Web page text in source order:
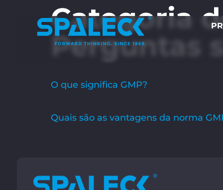
Categoria
Perguntas
O que significa GMP?
Quais são as vantagens da norma